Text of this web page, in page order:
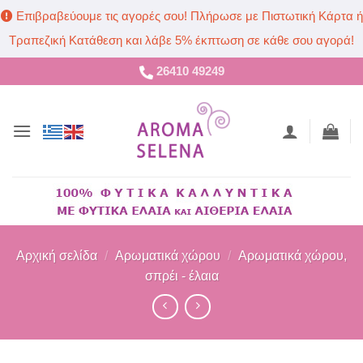
Επιβραβεύουμε τις αγορές σου! Πλήρωσε με Πιστωτική Κάρτα ή
Τραπεζική Κατάθεση και λάβε 5% έκπτωση σε κάθε σου αγορά!
στο
26410 49249
Αρχική σελίδα / Αρωματικά χώρου / Αρωματικά χώρου,
σπρέι - έλαια